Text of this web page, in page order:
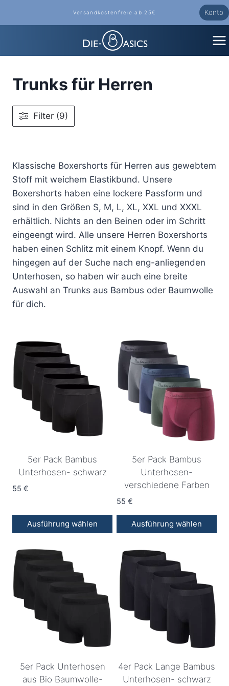
Versandkostenfreie ab 25€ Konto
Trunks für Herren
Filter (9)
Klassische Boxershorts für Herren aus gewebtem
Stoff mit weichem Elastikbund. Unsere
Boxershorts haben eine lockere Passform und
sind in den Größen S, M, L, XL, XXL und XXXL
erhältlich. Nichts an den Beinen oder im Schritt
eingeengt wird. Alle unsere Herren Boxershorts
haben einen Schlitz mit einem Knopf. Wenn du
hingegen auf der Suche nach eng-anliegenden
Unterhosen, so haben wir auch eine breite
Auswahl an Trunks aus Bambus oder Baumwolle
für dich.
5er Pack Bambus
Unterhosen- schwarz
55 €
Ausführung wählen
Produkt
weist
mehrere
Varianten
auf.
auf
der
5er Pack Bambus
Unterhosen-
verschiedene Farben
55 €
Ausführung wählen
Produkt
weist
mehrere
auf.
auf
der
5er Pack Unterhosen
aus Bio Baumwolle-
4er Pack Lange Bambus
Unterhosen- schwarz